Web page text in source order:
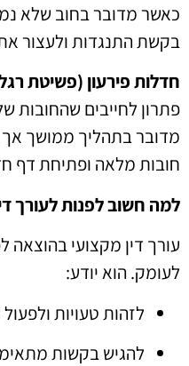
כאשר מדובר בחוב שלא
בקשת התנגדות ולעצור
חדלות פירעון (פשיטת
פתרון לחייבים שהחובות
מדובר בתהליך ממושך אך
חובות מלאה ופתיחת דף
למה חשוב לפנות לעורך
עורך דין מקצועי
לעומק. הוא יודע:
לזהות טעויות ולפעול
להגיש בקשות